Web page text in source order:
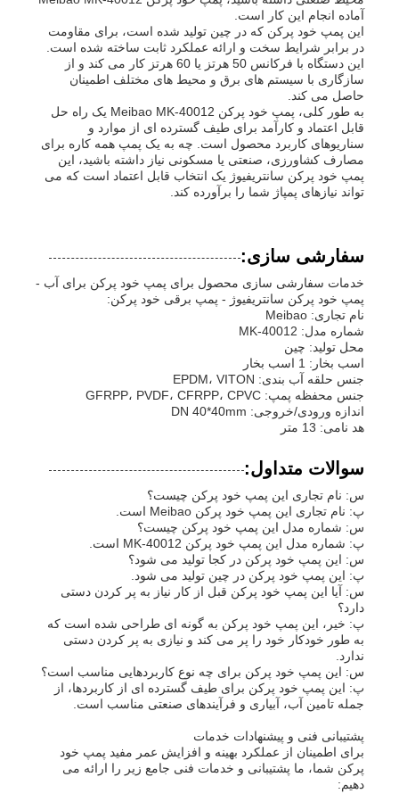
آماده انجام این کار است.
این پمپ خود پرکن که در چین تولید شده است، برای مقاومت
در برابر شرایط سخت و ارائه عملکرد ثابت ساخته شده است.
این دستگاه با فرکانس 50 هرتز یا 60 هرتز کار می کند و از
سازگاری با سیستم های برق و محیط های مختلف اطمینان
حاصل می کند.
به طور کلی، پمپ خود پرکن Meibao MK-40012 یک راه حل
قابل اعتماد و کارآمد برای طیف گسترده ای از موارد و
سناریوهای کاربرد محصول است. چه به یک پمپ همه کاره برای
مصارف کشاورزی، صنعتی یا مسکونی نیاز داشته باشید، این
پمپ خود پرکن سانتریفیوژ یک انتخاب قابل اعتماد است که می
تواند نیازهای پمپاژ شما را برآورده کند.
سفارشی سازی:
خدمات سفارشی سازی محصول برای پمپ خود پرکن برای آب -
پمپ خود پرکن سانتریفیوژ - پمپ برقی خود پرکن:
نام تجاری: Meibao
شماره مدل: MK-40012
محل تولید: چین
اسب بخار: 1 اسب بخار
جنس حلقه آب بندی: EPDM، VITON
جنس محفظه پمپ: GFRPP، PVDF، CFRPP، CPVC
اندازه ورودی/خروجی: DN 40*40mm
هد نامی: 13 متر
سوالات متداول:
س: نام تجاری این پمپ خود پرکن چیست؟
پ: نام تجاری این پمپ خود پرکن Meibao است.
س: شماره مدل این پمپ خود پرکن چیست؟
پ: شماره مدل این پمپ خود پرکن MK-40012 است.
س: این پمپ خود پرکن در کجا تولید می شود؟
پ: این پمپ خود پرکن در چین تولید می شود.
س: آیا این پمپ خود پرکن قبل از کار نیاز به پر کردن دستی
دارد؟
پ: خیر، این پمپ خود پرکن به گونه ای طراحی شده است که
به طور خودکار خود را پر می کند و نیازی به پر کردن دستی
ندارد.
س: این پمپ خود پرکن برای چه نوع کاربردهایی مناسب است؟
پ: این پمپ خود پرکن برای طیف گسترده ای از کاربردها، از
جمله تامین آب، آبیاری و فرآیندهای صنعتی مناسب است.
پشتیبانی فنی و پیشنهادات خدمات
برای اطمینان از عملکرد بهینه و افزایش عمر مفید پمپ خود
پرکن شما، ما پشتیبانی و خدمات فنی جامع زیر را ارائه می
دهیم: